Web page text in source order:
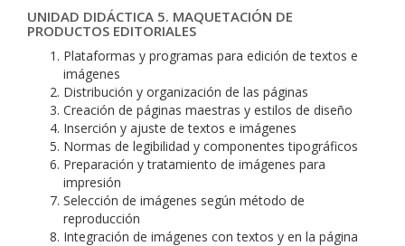
UNIDAD DIDÁCTICA 5. MAQUETACIÓN DE
PRODUCTOS EDITORIALES
Plataformas y programas para edición de textos e
imágenes
Distribución y organización de las páginas
Creación de páginas maestras y estilos de diseño
Inserción y ajuste de textos e imágenes
Normas de legibilidad y componentes tipográficos
Preparación y tratamiento de imágenes para
impresión
Selección de imágenes según método de
reproducción
Integración de imágenes con textos y en la página